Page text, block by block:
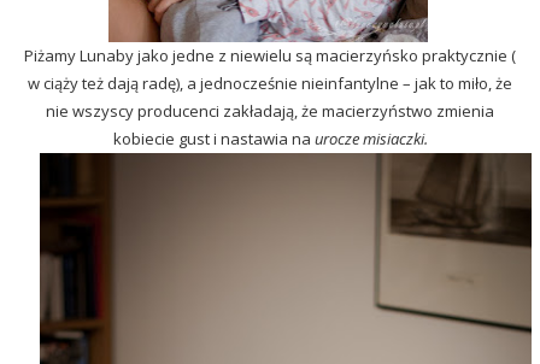
Piżamy Lunaby jako jedne z niewielu są macierzyńsko praktycznie (
w ciąży też dają radę), a jednocześnie nieinfantylne – jak to miło, że
nie wszyscy producenci zakładają, że macierzyństwo zmienia
kobiecie gust i nastawia na urocze misiaczki.